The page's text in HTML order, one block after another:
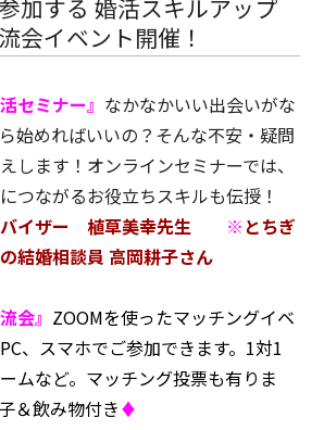
◯お問い合わせ ◯プライバシーポリシー
加する 婚活スキルアップ
会イベント開催！
セミナー』 なかなかいい出会いがな
始めればいいの？そんな不安・疑問
します！オンラインセミナーでは、
つながるお役立ちスキルも伝授！
イザー 植草美幸先生 ※とちぎ
結婚相談員 高岡耕子さん
会』 ZOOMを使ったマッチングイベ
、スマホでご参加できます。1対1
ムなど。マッチング投票も有りま
＆飲み物付き♦